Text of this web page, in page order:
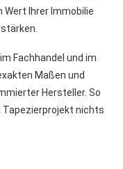
Wert Ihrer Immobilie
Fachhandel und im
Maßen und
Hersteller. So
nichts